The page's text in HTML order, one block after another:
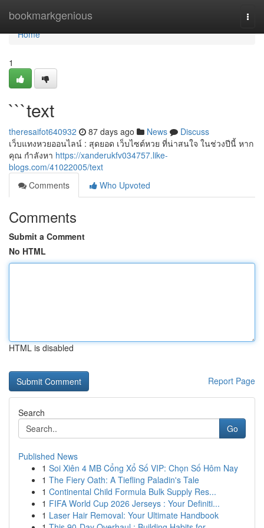
bookmarkgenious
Home
Home
1
```text
theresaifot640932 87 days ago News
Discuss
เว็บแทงหวยออนไลน์ : สุดยอด เว็บไซต์หวย ที่น่าสนใจ ในช่วงปีนี้ หาก
คุณ กำลังหา https://xanderukfv034757.like-
blogs.com/41022005/text
Comments
Who Upvoted
Comments
Submit a Comment
No HTML
HTML is disabled
Report Page
Search
Go
Published News
1 Soi Xiên 4 MB Cổng Xổ Số VIP: Chọn Số Hôm Nay
1 The Fiery Oath: A Tiefling Paladin's Tale
1 Continental Child Formula Bulk Supply Res...
1 FIFA World Cup 2026 Jerseys : Your Definiti...
1 Laser Hair Removal: Your Ultimate Handbook